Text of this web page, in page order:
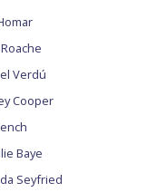
Verdú
Cooper
Baye
Seyfried